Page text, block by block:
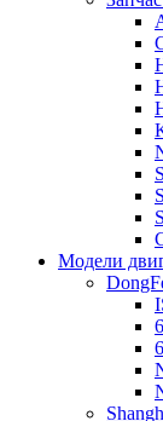
Модели